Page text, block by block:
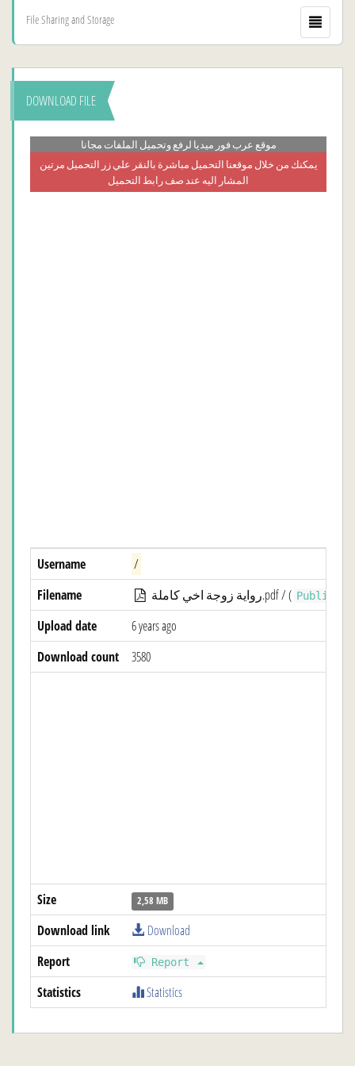
File Sharing and Storage
DOWNLOAD FILE
موقع عرب فور ميديا لرفع وتحميل الملفات مجانا
يمكنك من خلال موقعنا التحميل مباشرة بالنقر علي زر التحميل مرتين
المشار اليه عند صف رابط التحميل
Username
/
Filename
رواية زوجة اخي كاملة.pdf / ( Public
Upload date
6 years ago
Download count
3580
Size 2,58 MB
Download link
Download
Report
Report
Statistics Statistics